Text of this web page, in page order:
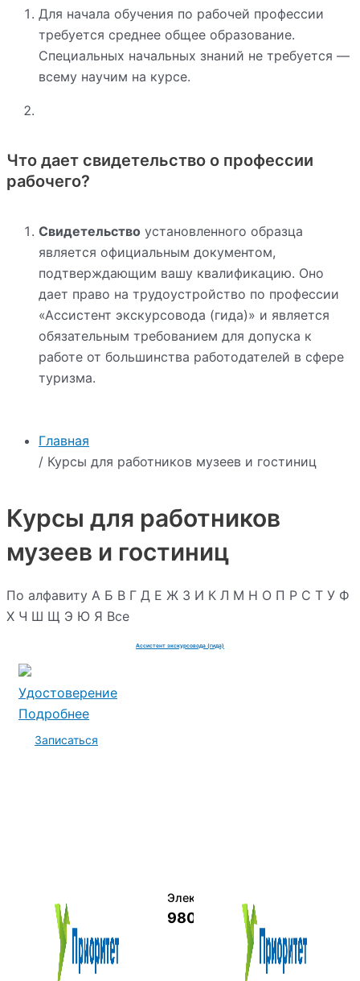
Главная
/ Курсы для работников музеев и гостиниц
Курсы для работников
музеев и гостиниц
По алфавиту А Б В Г Д Е Ж З И К Л М Н О П Р С Т У Ф
Х Ч Ш Щ Э Ю Я Все
Ассистент экскурсовода (гида)
Удостоверение
Подробнее
Записаться
Электромеханик по ремонту и
9800 руб.
Для начала обучения по рабочей профессии
требуется среднее общее образование.
Специальных начальных знаний не требуется —
всему научим на курсе.
Что дает свидетельство о профессии
рабочего?
Свидетельство установленного образца
является официальным документом,
подтверждающим вашу квалификацию. Оно
дает право на трудоустройство по профессии
«Ассистент экскурсовода (гида)» и является
обязательным требованием для допуска к
работе от большинства работодателей в сфере
туризма.